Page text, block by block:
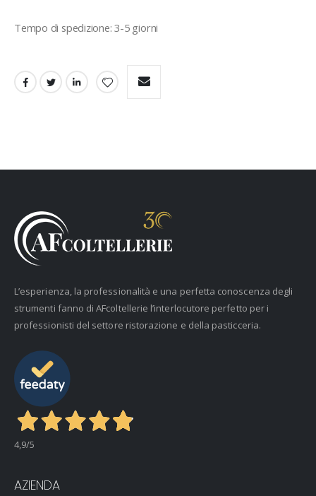
Tempo di spedizione: 3-5 giorni
L’esperienza, la professionalità e una perfetta conoscenza degli
strumenti fanno di AFcoltellerie l’interlocutore perfetto per i
professionisti del settore ristorazione e della pasticceria.
4,9/5
AZIENDA